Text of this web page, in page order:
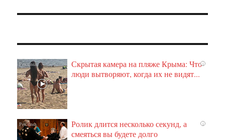
i
Скрытая камера на пляже Крыма: Что
люди вытворяют, когда их не видят...
i
Ролик длится несколько секунд, а
смеяться вы будете долго